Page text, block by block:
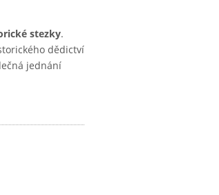
stezky.
dědictví
jednání